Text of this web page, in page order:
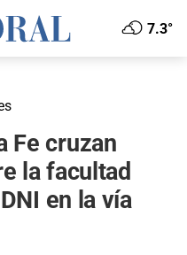
7.3°
Fe cruzan
la facultad
en la vía